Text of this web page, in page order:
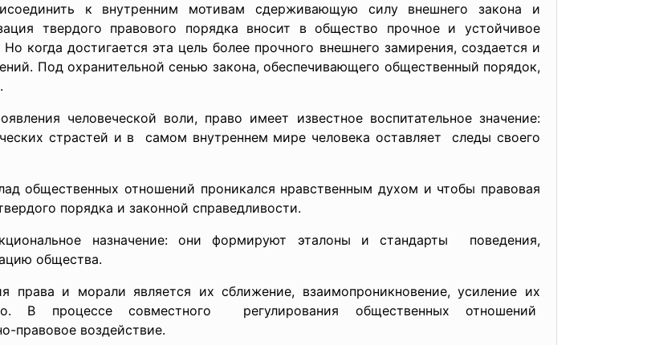
к внутренним мотивам сдерживающую силу внешнего закона и
твердого правового порядка вносит в общество прочное и устойчивое
когда достигается эта цель более прочного внешнего замирения, создается и
Под охранительной сенью закона, обеспечивающего общественный порядок,
человеческой воли, право имеет известное воспитательное значение:
страстей и в самом внутреннем мире человека оставляет следы своего
общественных отношений проникался нравственным духом и чтобы правовая
порядка и законной справедливости.
назначение: они формируют эталоны истандарты поведения,
общества.
права и морали является их сближение, взаимопроникновение, усиление их
В процессе совместного регулирования общественных отношений
правовое воздействие.